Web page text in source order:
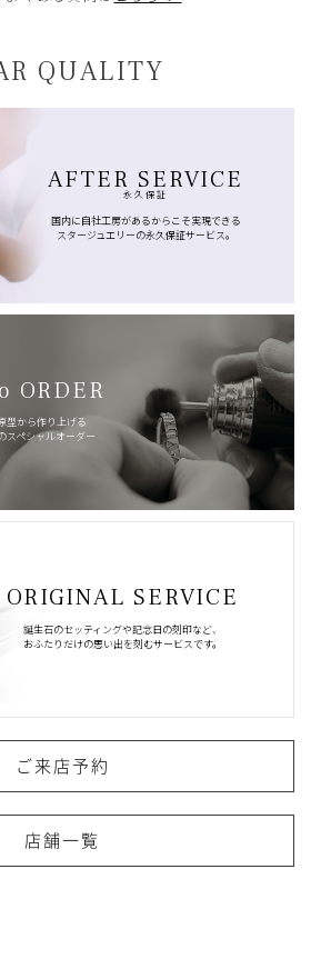
QUALITY
AFTER SERVICE
永久保証
国内に自社工房があるからこそ実現できる
スタージュエリーの永久保証サービス。
ORDER
型から作り上げる
スペシャルオーダー
ORIGINAL SERVICE
誕生石のセッティングや記念日の刻印など、
おふたりだけの思い出を刻むサービスです。
ご来店予約
店舗一覧